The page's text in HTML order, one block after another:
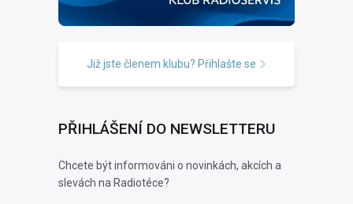
Již jste členem klubu? Přihlašte se
PŘIHLÁŠENÍ DO NEWSLETTERU
Chcete být informováni o novinkách, akcích a
slevách na Radiotéce?